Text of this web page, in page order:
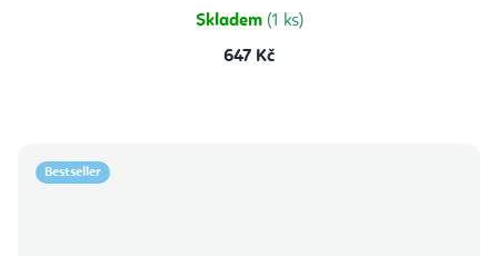
Skladem (1 ks)
647 Kč
Bestseller